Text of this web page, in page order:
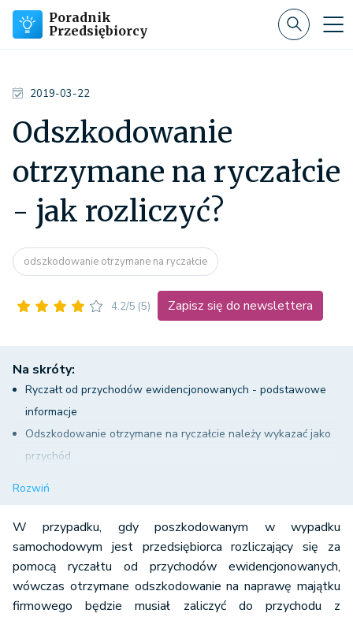
Poradnik
Przedsiębiorcy
2019-03-22
Odszkodowanie
otrzymane na ryczałcie
- jak rozliczyć?
odszkodowanie otrzymane na ryczałcie
4.2/5 (5) Zapisz się do newslettera
Na skróty:
Ryczałt od przychodów ewidencjonowanych - podstawowe
informacje
Odszkodowanie otrzymane na ryczałcie należy wykazać jako
przychód
Ryczałtowcy muszą podwójnie uważać
Odszkodowanie na ryczałcie w systemie wFirma.pl
Rozwiń
W przypadku, gdy poszkodowanym w wypadku
samochodowym jest przedsiębiorca rozliczający się za
pomocą ryczałtu od przychodów ewidencjonowanych,
wówczas otrzymane odszkodowanie na naprawę majątku
firmowego będzie musiał zaliczyć do przychodu z